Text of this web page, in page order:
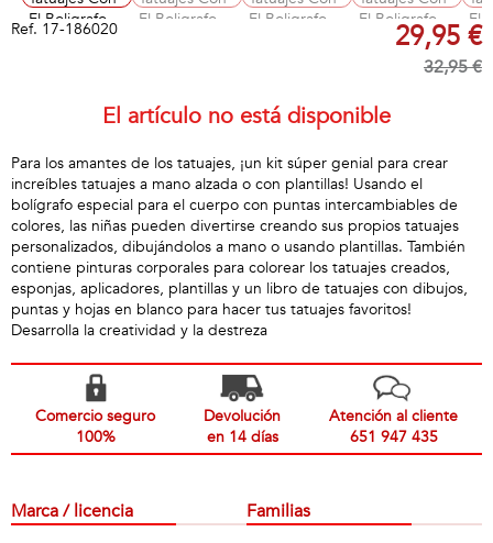
Ref. 17-186020 29,95 €
32,95 €
El artículo no está disponible
Para los amantes de los tatuajes, ¡un kit súper genial para crear
increíbles tatuajes a mano alzada o con plantillas! Usando el
bolígrafo especial para el cuerpo con puntas intercambiables de
colores, las niñas pueden divertirse creando sus propios tatuajes
personalizados, dibujándolos a mano o usando plantillas. También
contiene pinturas corporales para colorear los tatuajes creados,
esponjas, aplicadores, plantillas y un libro de tatuajes con dibujos,
puntas y hojas en blanco para hacer tus tatuajes favoritos!
Desarrolla la creatividad y la destreza
Comercio seguro
100%
Devolución
en 14 días
Atención al cliente
651 947 435
Marca / licencia Familias